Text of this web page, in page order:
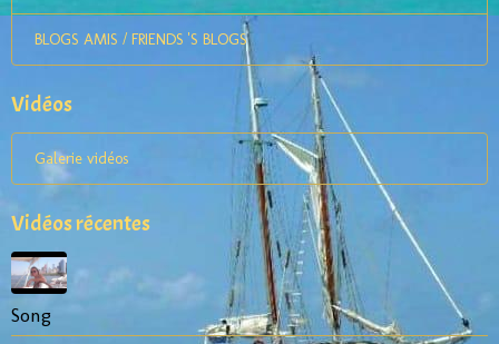
BLOGS AMIS / FRIENDS 'S BLOGS
Vidéos
Galerie vidéos
Vidéos récentes
Song